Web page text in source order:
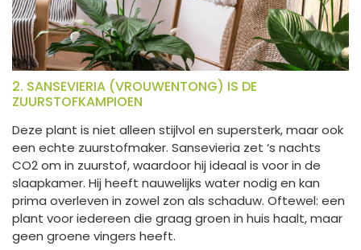
2. SANSEVIERIA (VROUWENTONG) IS DE
ZUURSTOFKAMPIOEN
Deze plant is niet alleen stijlvol en supersterk, maar ook
een echte zuurstofmaker. Sansevieria zet ‘s nachts
CO2 om in zuurstof, waardoor hij ideaal is voor in de
slaapkamer. Hij heeft nauwelijks water nodig en kan
prima overleven in zowel zon als schaduw. Oftewel: een
plant voor iedereen die graag groen in huis haalt, maar
geen groene vingers heeft.